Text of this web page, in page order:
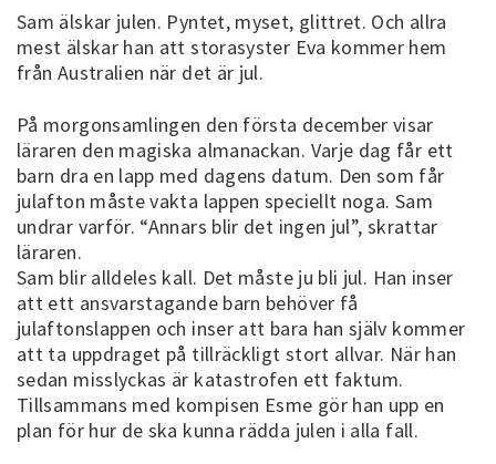
Sam älskar julen. Pyntet, myset, glittret. Och allra
mest älskar han att storasyster Eva kommer hem
från Australien när det är jul.
På morgonsamlingen den första december visar
läraren den magiska almanackan. Varje dag får ett
barn dra en lapp med dagens datum. Den som får
julafton måste vakta lappen speciellt noga. Sam
undrar varför. “Annars blir det ingen jul”, skrattar
läraren.
Sam blir alldeles kall. Det måste ju bli jul. Han inser
att ett ansvarstagande barn behöver få
julaftonslappen och inser att bara han själv kommer
att ta uppdraget på tillräckligt stort allvar. När han
sedan misslyckas är katastrofen ett faktum.
Tillsammans med kompisen Esme gör han upp en
plan för hur de ska kunna rädda julen i alla fall.